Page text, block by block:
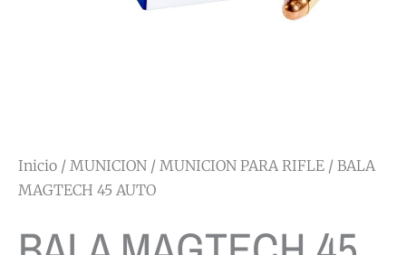
Inicio / MUNICION / MUNICION PARA RIFLE / BALA
MAGTECH 45 AUTO